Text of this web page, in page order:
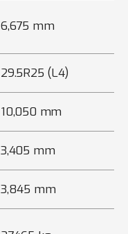
6,675 mm
29.5R25 (L4)
10,050 mm
3,405 mm
3,845 mm